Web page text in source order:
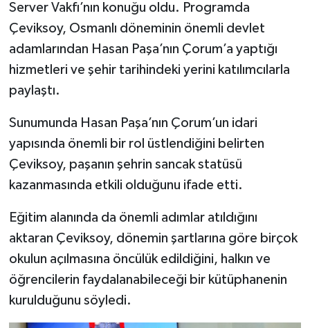
Server Vakfı’nın konuğu oldu. Programda
Çeviksoy, Osmanlı döneminin önemli devlet
adamlarından Hasan Paşa’nın Çorum’a yaptığı
hizmetleri ve şehir tarihindeki yerini katılımcılarla
paylaştı.
Sunumunda Hasan Paşa’nın Çorum’un idari
yapısında önemli bir rol üstlendiğini belirten
Çeviksoy, paşanın şehrin sancak statüsü
kazanmasında etkili olduğunu ifade etti.
Eğitim alanında da önemli adımlar atıldığını
aktaran Çeviksoy, dönemin şartlarına göre birçok
okulun açılmasına öncülük edildiğini, halkın ve
öğrencilerin faydalanabileceği bir kütüphanenin
kurulduğunu söyledi.